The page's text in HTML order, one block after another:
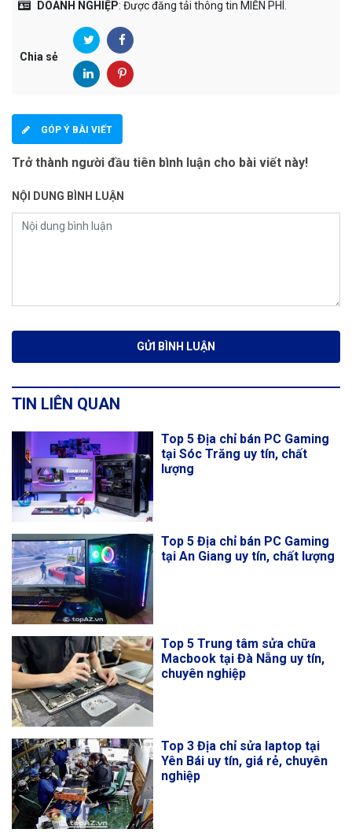
DOANH NGHIỆP: Được đăng tải thông tin MIỄN PHÍ.
Chia sẻ
GÓP Ý BÀI VIẾT
Trở thành người đầu tiên bình luận cho bài viết này!
NỘI DUNG BÌNH LUẬN
TIN LIÊN QUAN
Top 5 Địa chỉ bán PC Gaming
tại Sóc Trăng uy tín, chất
lượng
Top 5 Địa chỉ bán PC Gaming
tại An Giang uy tín, chất lượng
Top 5 Trung tâm sửa chữa
Macbook tại Đà Nẵng uy tín,
chuyên nghiệp
Top 3 Địa chỉ sửa laptop tại
Yên Bái uy tín, giá rẻ, chuyên
nghiệp